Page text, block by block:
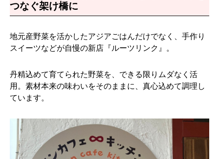
つなぐ架け橋に
地元産野菜を活かしたアジアごはんだけでなく、手作り
スイーツなどが自慢の新店『ルーツリンク』。
丹精込めて育てられた野菜を、できる限りムダなく活
用。素材本来の味わいをそのままに、真心込めて調理し
ています。